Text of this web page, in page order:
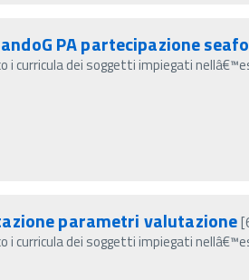
PA partecipazione
i curricula dei soggetti impiegati
parametri valutazione
i curricula dei soggetti impiegati